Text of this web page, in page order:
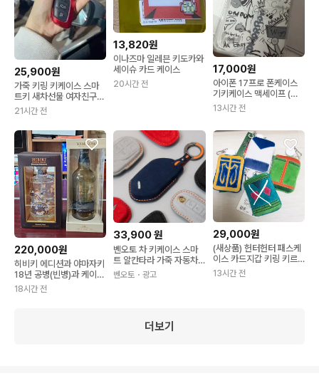
25,900원
가죽 키링 키케이스 스마
트키 새차선물 여자친구
블링블링 자동차키
21시간 전
13,820원
이나즈마 일레븐 키도카와
세이슈 카드 케이스
20시간 전
17,000원
아이폰 17프로 폰케이스
기키케이스 맥세이프 (나
우즈 시윤 손민수
13시간 전
220,000원
히비키 에디션과 야마자키
18년 공병(빈병)과 케이스
입니다.
18시간 전
33,900원
벤오토 차 키케이스 스마
트 알칸타라 가죽 자동차
키커버 키홀더 전차종
벤오토 ・광고
29,000원
(새상품) 헌터헌터 패스케
이스 카드지갑 키링 키르
아 곤 크라피카
13시간 전
더보기